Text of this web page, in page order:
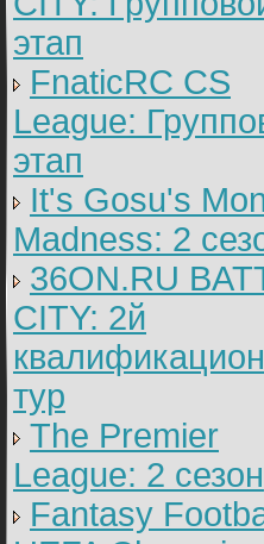
этап
FnaticRC CS
League:
этап
It's Gosu's
Madness: 2
36ON.RU
CITY: 2й
тур
The Premier
League: 2 cезон
Fantasy